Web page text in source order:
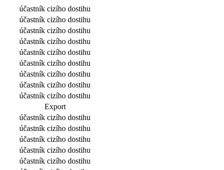
účastník cizího dostihu
účastník cizího dostihu
účastník cizího dostihu
účastník cizího dostihu
účastník cizího dostihu
účastník cizího dostihu
účastník cizího dostihu
účastník cizího dostihu
účastník cizího dostihu
Export
účastník cizího dostihu
účastník cizího dostihu
účastník cizího dostihu
účastník cizího dostihu
účastník cizího dostihu